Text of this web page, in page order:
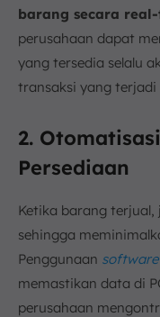
barang secara
perusahaan dapat
yang tersedia selalu
transaksi yang terjadi
2.
Persediaan
Ketika barang
sehingga
Penggunaan
memastikan data di
perusahaan